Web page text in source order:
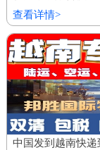
查看详情>